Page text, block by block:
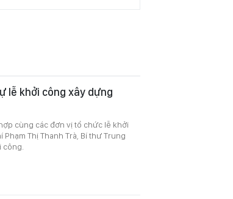
lễ khởi công xây dựng
cùng các đơn vị tổ chức lễ khởi
Thị Thanh Trà, Bí thư Trung